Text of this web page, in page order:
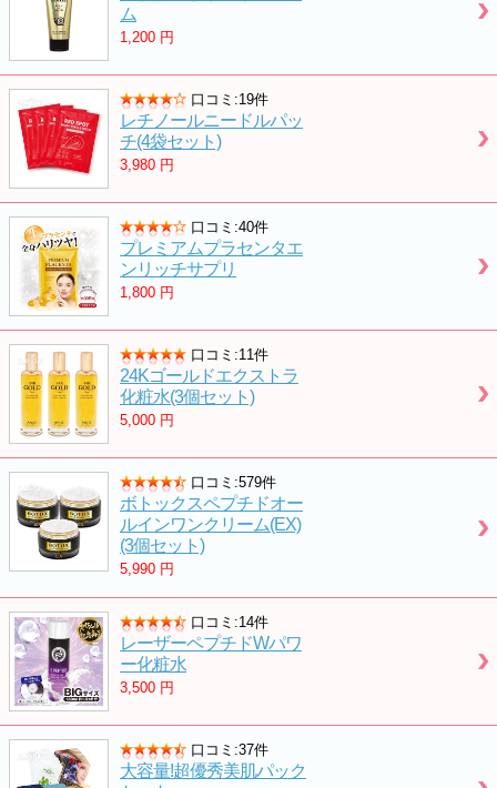
ム
1,200 円
口コミ:19件
レチノールニードルパッ
チ(4袋セット)
3,980 円
口コミ:40件
プレミアムプラセンタエ
ンリッチサプリ
1,800 円
口コミ:11件
24Kゴールドエクストラ
化粧水(3個セット)
5,000 円
口コミ:579件
ボトックスペプチドオー
ルインワンクリーム(EX)
(3個セット)
5,990 円
口コミ:14件
レーザーペプチドWパワ
ー化粧水
3,500 円
口コミ:37件
大容量!超優秀美肌パック